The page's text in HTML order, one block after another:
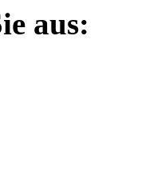
aus: